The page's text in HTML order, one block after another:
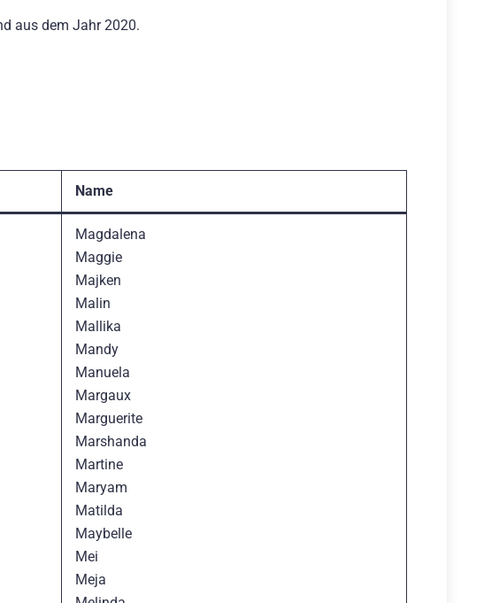
aus dem Jahr 2020.
Name
Magdalena
Maggie
Majken
Malin
Mallika
Mandy
Manuela
Margaux
Marguerite
Marshanda
Martine
Maryam
Matilda
Maybelle
Mei
Meja